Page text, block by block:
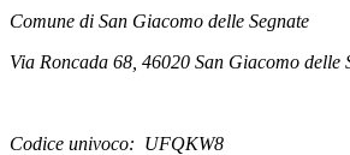
Comune di San Giacomo delle Segnate
Via Roncada 68, 46020 San Giacomo delle
Codice univoco: UFQKW8